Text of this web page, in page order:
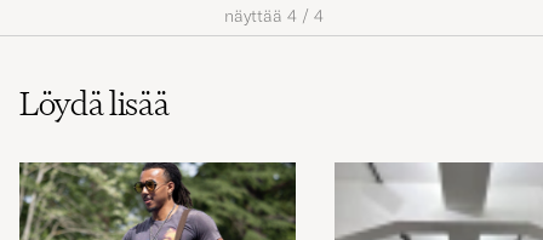
näyttää 4 / 4
Löydä lisää